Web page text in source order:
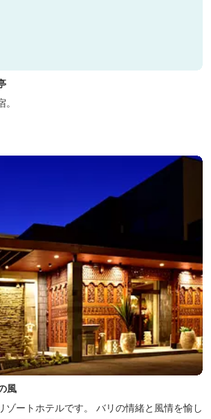
風
ゾートホテルです。 バリの情緒と風情を愉し